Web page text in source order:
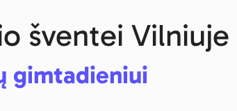
šventei Vilniuje
gimtadieniui